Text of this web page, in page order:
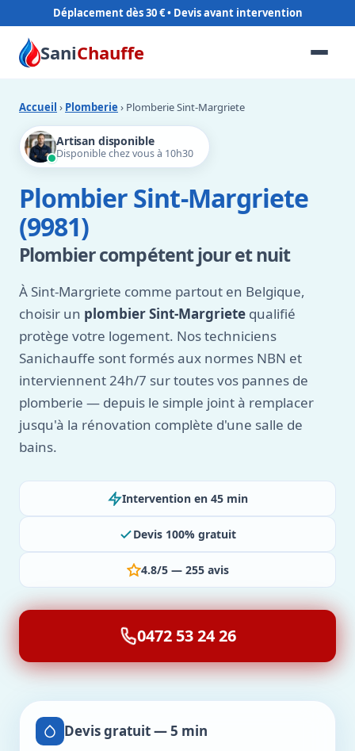
Déplacement dès 30 €
SaniChauffe
Accueil › Plomberie › Plomberie Sint-Margriete
Artisan disponible
Disponible chez vous à 10h30
Plombier Sint-Margriete
(9981)
Plombier compétent jour et nuit
À Sint-Margriete comme partout en Belgique,
choisir un plombier Sint-Margriete qualifié
protège votre logement. Nos techniciens
Sanichauffe sont formés aux normes NBN et
interviennent 24h/7 sur toutes vos pannes de
plomberie — depuis le simple joint à remplacer
jusqu'à la rénovation complète d'une salle de
bains.
Intervention en 45 min
Devis 100% gratuit
4.8/5 — 255 avis
0472 53 24 26
Devis gratuit — 5 min